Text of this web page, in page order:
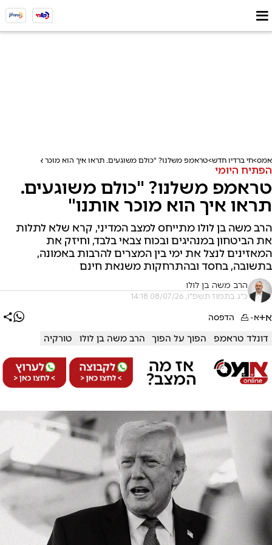
אמס חי ברדיו חדש טראמפ משלנו? "כולם משוגעים. תראו איך הוא מוכר אותנו"
הפתיח היומי
טראמפ משלנו? "כולם משוגעים.
תראו איך הוא מוכר אותנו"
הרב משה בן לולו מתייחס למצב המדיני, קרא שלא לתלות
את הביטחון במנהיגים ובכוח צבאי בלבד, וחיזק את
המאזינים לנצל את ימי בין המצרים להרבות באמונה,
בתשובה, בחסד ובהתרחקות משנאת חינם
הרב משה בן לולו
כ"ג בתמוז תשפ"ו, 08/07/26 14:18
א+א- הדפסה
דונלד טראמפ הפוך על הפוך הרב משה בן לולו טורקיה